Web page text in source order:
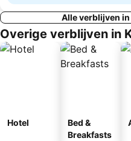
Alle verblijven
Overige verblijven in
Hotel
Bed &
Breakfasts